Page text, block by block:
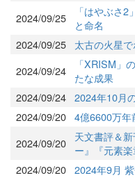
2024/09/25
「はやぶさ2
と命名
2024/09/25
太古の火星
2024/09/24
「XRISM」
たな成果
2024/09/24 2024年10月
2024/09/20 4億6600万年
2024/09/20
天文書評＆
ー』『元素
2024/09/20 2024年9月